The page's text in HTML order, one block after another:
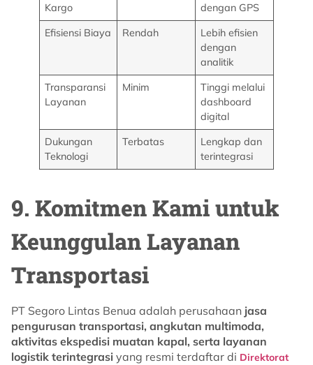
Kargo
dengan GPS
Efisiensi Biaya
Rendah
Lebih efisien
dengan
analitik
Transparansi
Layanan
Minim
Tinggi melalui
dashboard
digital
Dukungan
Teknologi
Terbatas
Lengkap dan
terintegrasi
9. Komitmen Kami untuk
Keunggulan Layanan
Transportasi
PT Segoro Lintas Benua adalah perusahaan jasa
pengurusan transportasi, angkutan multimoda,
aktivitas ekspedisi muatan kapal, serta layanan
logistik terintegrasi yang resmi terdaftar di Direktorat